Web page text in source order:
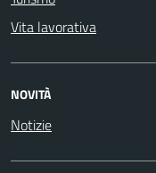
Vita lavorativa
NOVITÀ
Notizie